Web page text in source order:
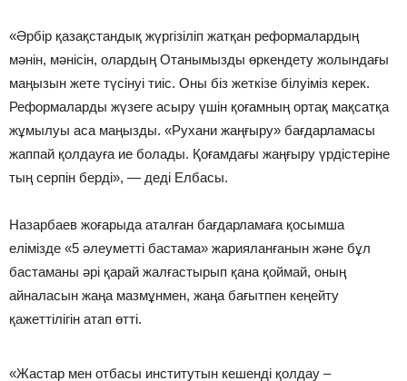
«Әрбір қазақстандық жүргізіліп жатқан реформалардың
мәнін, мәнісін, олардың Отанымызды өркендету жолындағы
маңызын жете түсінуі тиіс. Оны біз жеткізе білуіміз керек.
Реформаларды жүзеге асыру үшін қоғамның ортақ мақсатқа
жұмылуы аса маңызды. «Рухани жаңғыру» бағдарламасы
жаппай қолдауға ие болады. Қоғамдағы жаңғыру үрдістеріне
тың серпін берді», — деді Елбасы.
Назарбаев жоғарыда аталған бағдарламаға қосымша
елімізде «5 әлеуметті бастама» жарияланғанын және бұл
бастаманы әрі қарай жалғастырып қана қоймай, оның
айналасын жаңа мазмұнмен, жаңа бағытпен кеңейту
қажеттілігін атап өтті.
«Жастар мен отбасы институтын кешенді қолдау –